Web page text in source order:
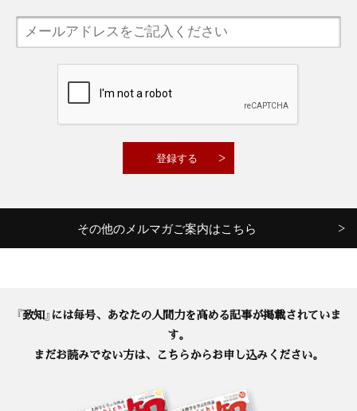
その他のメルマガご案内はこちら
『致知』には毎号、あなたの人間力を高める記事が掲載されていま
す。
まだお読みでない方は、こちらからお申し込みください。